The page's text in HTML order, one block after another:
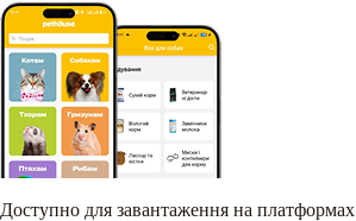
Доступно для завантаження на платформах